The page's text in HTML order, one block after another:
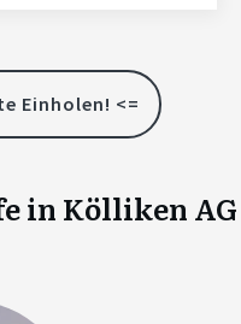
Einholen! <=
in Kölliken AG